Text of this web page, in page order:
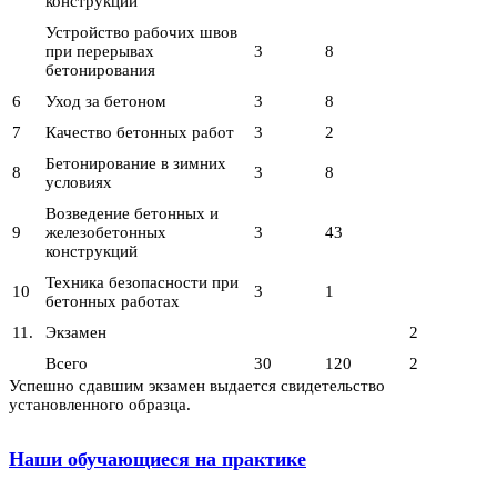
Устройство рабочих швов
при перерывах
бетонирования
3 8
6 Уход за бетоном 3
8
7
Качество бетонных работ 3 2
8
Бетонирование в зимних
условиях
3 8
9
Возведение бетонных и
железобетонных
конструкций
3 43
10
Техника безопасности при
бетонных работах
3 1
11. Экзамен
2
Всего
30 120
2
Успешно сдавшим экзамен выдается свидетельство
установленного образца.
Наши обучающиеся на практике